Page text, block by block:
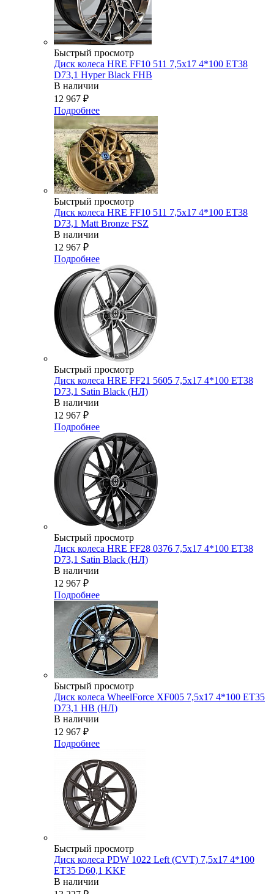
Быстрый просмотр
Диск колеса HRE FF10 511 7,5x17 4*100 ET38
D73,1 Hyper Black FHB
В наличии
12 967 ₽
Подробнее
Быстрый просмотр
Диск колеса HRE FF10 511 7,5x17 4*100 ET38
D73,1 Matt Bronze FSZ
В наличии
12 967 ₽
Подробнее
Быстрый просмотр
Диск колеса HRE FF21 5605 7,5x17 4*100 ET38
D73,1 Satin Black (НЛ)
В наличии
12 967 ₽
Подробнее
Быстрый просмотр
Диск колеса HRE FF28 0376 7,5x17 4*100 ET38
D73,1 Satin Black (НЛ)
В наличии
12 967 ₽
Подробнее
Быстрый просмотр
Диск колеса WheelForce XF005 7,5x17 4*100 ET35
D73,1 HB (НЛ)
В наличии
12 967 ₽
Подробнее
Быстрый просмотр
Диск колеса PDW 1022 Left (CVT) 7,5x17 4*100
ET35 D60,1 KKF
В наличии